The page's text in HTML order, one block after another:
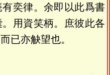
奕律。余即以此爲書
用資笑柄。庶彼此各
已亦觖望也。